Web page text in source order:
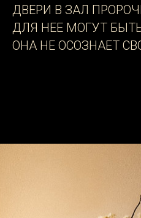
ДВЕРИ В ЗАЛ
ДЛЯ НЕЕ МОГУТ
ОНА НЕ ОСОЗНАЕТ